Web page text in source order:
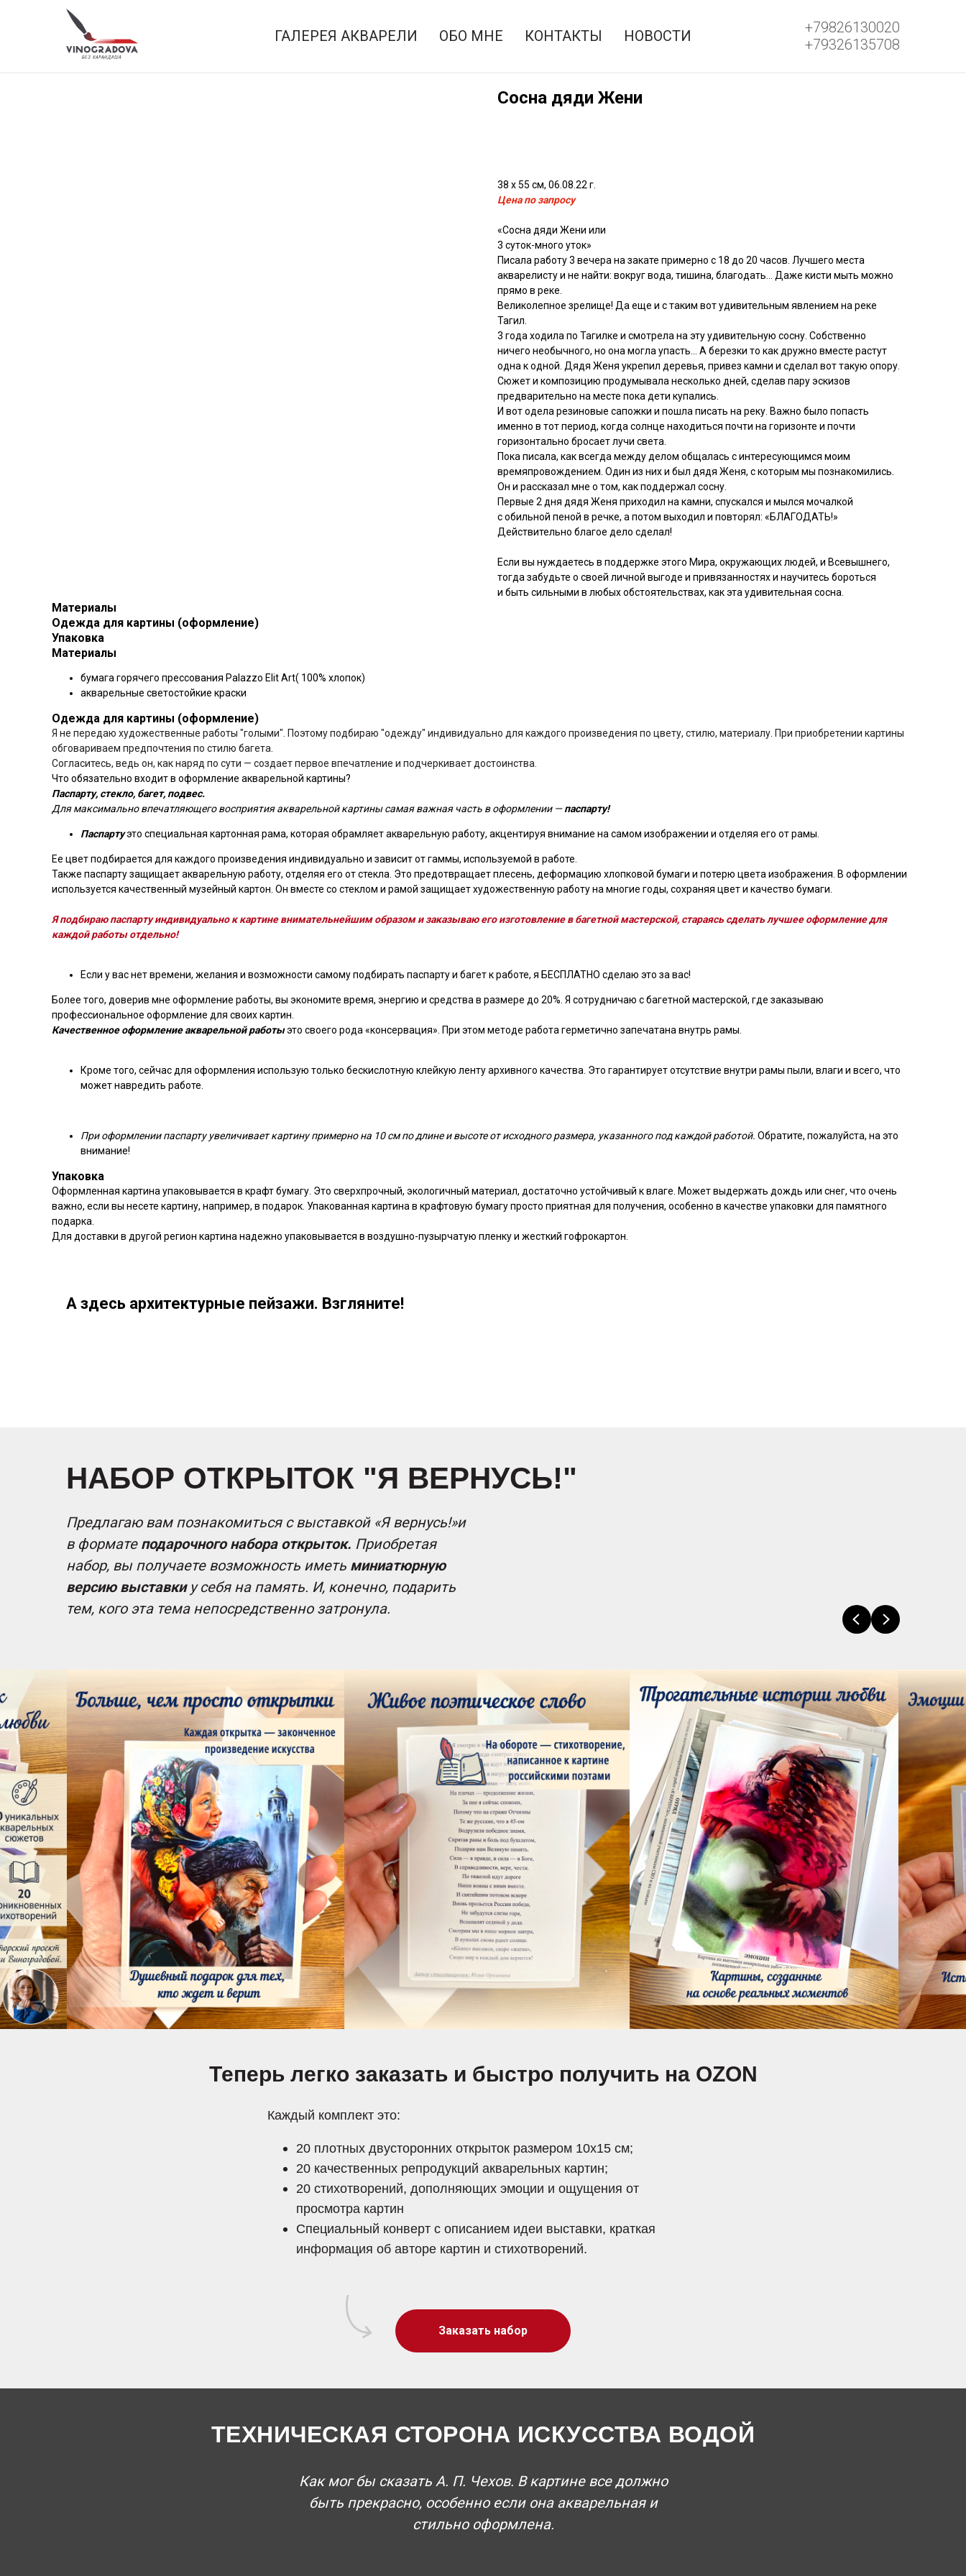
ГАЛЕРЕЯ АКВАРЕЛИ ОБО МНЕ КОНТАКТЫ НОВОСТИ
+79826130020
+79326135708
Сосна дяди Жени
38 х 55 см, 06.08.22 г.
Цена по запросу
«Сосна дяди Жени или
3 суток-много уток»
Писала работу 3 вечера на закате примерно с 18 до 20 часов. Лучшего места
акварелисту и не найти: вокруг вода, тишина, благодать… Даже кисти мыть можно
прямо в реке.
Великолепное зрелище! Да еще и с таким вот удивительным явлением на реке
Тагил.
3 года ходила по Тагилке и смотрела на эту удивительную сосну. Собственно
ничего необычного, но она могла упасть… А березки то как дружно вместе растут
одна к одной. Дядя Женя укрепил деревья, привез камни и сделал вот такую опору.
Сюжет и композицию продумывала несколько дней, сделав пару эскизов
предварительно на месте пока дети купались.
И вот одела резиновые сапожки и пошла писать на реку. Важно было попасть
именно в тот период, когда солнце находиться почти на горизонте и почти
горизонтально бросает лучи света.
Пока писала, как всегда между делом общалась с интересующимся моим
времяпровождением. Один из них и был дядя Женя, с которым мы познакомились.
Он и рассказал мне о том, как поддержал сосну.
Первые 2 дня дядя Женя приходил на камни, спускался и мылся мочалкой
с обильной пеной в речке, а потом выходил и повторял: «БЛАГОДАТЬ!»
Действительно благое дело сделал!
Если вы нуждаетесь в поддержке этого Мира, окружающих людей, и Всевышнего,
тогда забудьте о своей личной выгоде и привязанностях и научитесь бороться
и быть сильными в любых обстоятельствах, как эта удивительная сосна.
Материалы
Одежда для картины (оформление)
Упаковка
Материалы
бумага горячего прессования Palazzo Elit Art( 100% хлопок)
акварельные светостойкие краски
Одежда для картины (оформление)
Я не передаю художественные работы "голыми". Поэтому подбираю "одежду" индивидуально для каждого произведения по цвету, стилю, материалу. При приобретении картины
обговариваем предпочтения по стилю багета.
Согласитесь, ведь он, как наряд по сути — создает первое впечатление и подчеркивает достоинства.
Что обязательно входит в оформление акварельной картины?
Паспарту, стекло, багет, подвес.
Для максимально впечатляющего восприятия акварельной картины самая важная часть в оформлении —паспарту!
Паспартуэто специальная картонная рама, которая обрамляет акварельную работу, акцентируя внимание на самом изображении и отделяя его от рамы.
Ее цвет подбирается для каждого произведения индивидуально и зависит от гаммы, используемой в работе.
Также паспарту защищает акварельную работу, отделяя его от стекла. Это предотвращает плесень, деформацию хлопковой бумаги и потерю цвета изображения. В оформлении
используется качественный музейный картон. Он вместе со стеклом и рамой защищает художественную работу на многие годы, сохраняя цвет и качество бумаги.
Я подбираю паспарту индивидуально к картине внимательнейшим образом и заказываю его изготовление в багетной мастерской, стараясь сделать лучшее оформление для
каждой работы отдельно!
Если у вас нет времени, желания и возможности самому подбирать паспарту и багет к работе, я БЕСПЛАТНО сделаю это за вас!
Более того, доверив мне оформление работы, вы экономите время, энергию и средства в размере до 20%. Я сотрудничаю с багетной мастерской, где заказываю
профессиональное оформление для своих картин.
Качественное оформление акварельной работыэто своего рода «консервация». При этом методе работа герметично запечатана внутрь рамы.
Кроме того, сейчас для оформления использую только бескислотную клейкую ленту архивного качества. Это гарантирует отсутствие внутри рамы пыли, влаги и всего, что
может навредить работе.
При оформлении паспарту увеличивает картину примерно на 10 см по длине и высоте от исходного размера, указанного под каждой работой. Обратите, пожалуйста, на это
внимание!
Упаковка
Оформленная картина упаковывается в крафт бумагу. Это сверхпрочный, экологичный материал, достаточно устойчивый к влаге. Может выдержать дождь или снег, что очень
важно, если вы несете картину, например, в подарок. Упакованная картина в крафтовую бумагу просто приятная для получения, особенно в качестве упаковки для памятного
подарка.
Для доставки в другой регион картина надежно упаковывается в воздушно-пузырчатую пленку и жесткий гофрокартон.
А здесь архитектурные пейзажи. Взгляните!
НАБОР ОТКРЫТОК "Я ВЕРНУСЬ!"
Предлагаю вам познакомиться с выставкой «Я вернусь!»и
в формате подарочного набора открыток. Приобретая
набор, вы получаете возможность иметь миниатюрную
версию выставкиу себя на память. И, конечно, подарить
тем, кого эта тема непосредственно затронула.
Теперь легко заказать и быстро получить на OZON
Каждый комплект это:
20 плотных двусторонних открыток размером 10х15 см;
20 качественных репродукций акварельных картин;
20 стихотворений, дополняющих эмоции и ощущения от
просмотра картин
Специальный конверт с описанием идеи выставки, краткая
информация об авторе картин и стихотворений.
Заказать набор
ТЕХНИЧЕСКАЯ СТОРОНА ИСКУССТВА ВОДОЙ
Как мог бы сказать А. П. Чехов. В картине все должно
быть прекрасно, особенно если она акварельная и
стильно оформлена.